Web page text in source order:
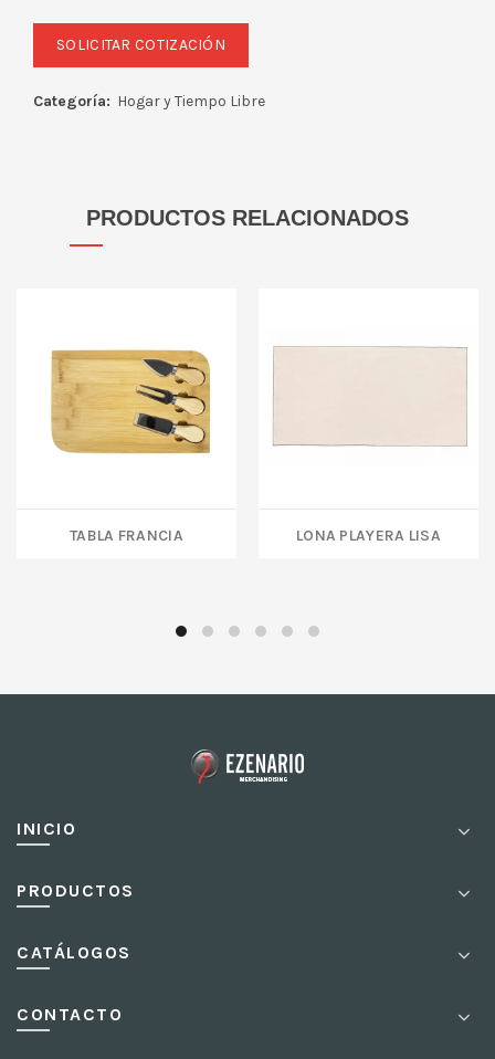
Categoría: Hogar y Tiempo Libre
PRODUCTOS RELACIONADOS
TABLA FRANCIA LONA PLAYERA LISA
INICIO
PRODUCTOS
CATÁLOGOS
CONTACTO